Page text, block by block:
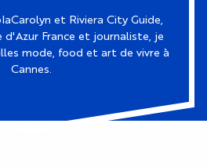
et Riviera City Guide,
d'Azur France et journaliste, je
mode, food et art de vivre à
Cannes.